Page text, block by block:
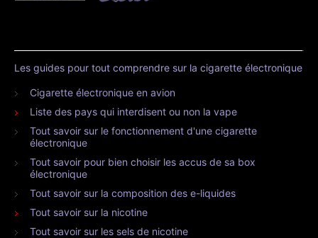
Les guides pour tout comprendre sur la cigarette électronique
Cigarette électronique en avion
Liste des pays qui interdisent ou non la vape
Tout savoir sur le fonctionnement d'une cigarette
électronique
Tout savoir pour bien choisir les accus de sa box
électronique
Tout savoir sur la composition des e-liquides
Tout savoir sur la nicotine
Tout savoir sur les sels de nicotine